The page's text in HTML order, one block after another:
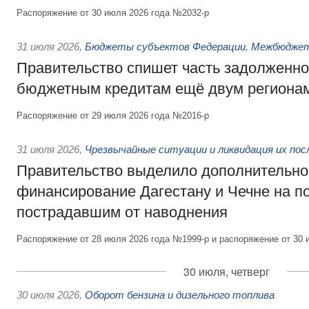
Распоряжение от 30 июля 2026 года №2032-р
31 июля 2026, Бюджеты субъектов Федерации.
Правительство спишет часть
бюджетным кредитам ещё двум
Распоряжение от 29 июля 2026 года №2016-р
31 июля 2026, Чрезвычайные ситуации и ликвидация их
Правительство выделило
финансирование Дагестану и Чечне на
пострадавшим от наводнения
Распоряжение от 28 июля 2026 года №1999-р и распоряжение от
30 июля, четверг
30 июля 2026, Оборот бензина и дизельного топлива